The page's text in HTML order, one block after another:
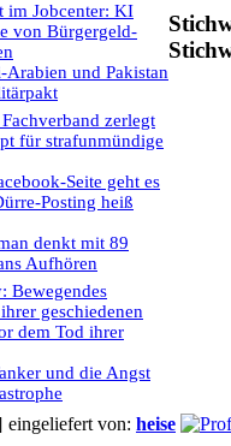
im Jobcenter: KI
von Bürgergeld-
Arabien und Pakistan
zerlegt
für strafunmündige
Seite geht es
Posting heiß
denkt mit 89
Aufhören
Bewegendes
geschiedenen
dem Tod ihrer
und die Angst
eingeliefert von: heise